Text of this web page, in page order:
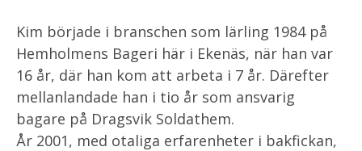
Kim började i branschen som lärling 1984 på
Hemholmens Bageri här i Ekenäs, när han var
16 år, där han kom att arbeta i 7 år. Därefter
mellanlandade han i tio år som ansvarig
bagare på Dragsvik Soldathem.
År 2001, med otaliga erfarenheter i bakfickan,